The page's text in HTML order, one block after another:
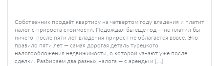
Собственник продаёт квартиру на четвёртом году владения и платит
налог с прироста стоимости. Подождал бы ещё год — не платил бы
ничего: после пяти лет владения прирост не облагается вовсе. Это
правило пяти лет — самая дорогая деталь турецкого
налогообложения недвижимости, о которой узнают уже после
сделки. Разбираем два разных налога — с аренды и […]